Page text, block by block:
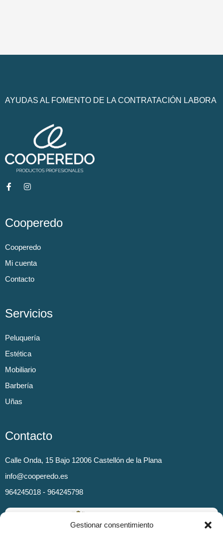
Gestionar consentimiento
AYUDAS AL FOMENTO DE LA CONTRATACIÓN LABORA
Cooperedo
Cooperedo
Mi cuenta
Contacto
Servicios
Peluquería
Estética
Mobiliario
Barbería
Uñas
Contacto
Calle Onda, 15 Bajo 12006 Castellón de la Plana
info@cooperedo.es
964245018 - 964245798